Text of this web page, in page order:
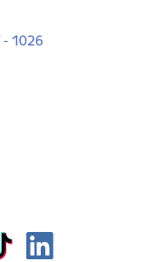
- 1026